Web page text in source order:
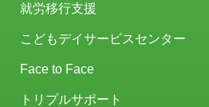
就労移行支援
こどもデイサービスセンター
Face to Face
トリプルサポート